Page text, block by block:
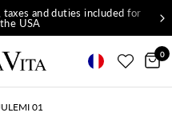
and duties included for
USA
0
01